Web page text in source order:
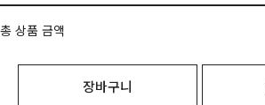
총 상품 금액
장바구니